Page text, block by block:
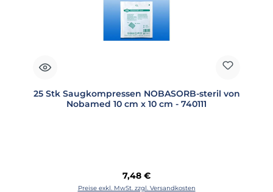
25 Stk Saugkompressen NOBASORB-steril von
Nobamed 10 cm x 10 cm - 740111
Regulärer Preis:
7,48 €
Preise exkl. MwSt. zzgl. Versandkosten